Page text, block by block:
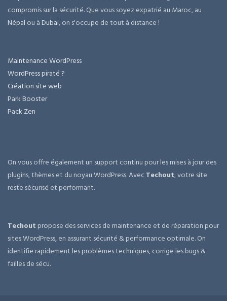
compromis sur la sécurité. Que vous soyez expatrié au Maroc, au
Népal ou àDubai, on s'occupe de tout à distance !
Maintenance WordPress
WordPress piraté ?
Création site web
Park Booster
Pack Zen
On vous offre également un support continu pour les mises à jour des
plugins, thèmes et du noyau WordPress. AvecTechout, votre site
reste sécurisé et performant.
Techout propose des services de maintenance et de réparation pour
sites WordPress, en assurant sécurité & performance optimale. On
identifie rapidement les problèmes techniques, corrige les bugs &
failles de sécu.